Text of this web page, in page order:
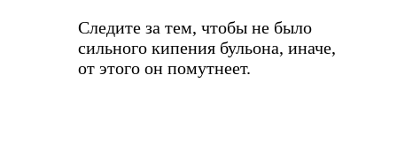
Следите за тем, чтобы не было
сильного кипения бульона, иначе,
от этого он помутнеет.